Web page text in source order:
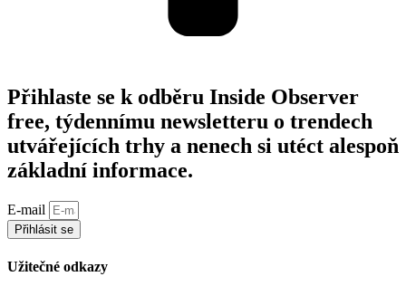
Přihlaste se k odběru Inside Observer
free, týdennímu newsletteru o trendech
utvářejících trhy a nenech si utéct alespoň
základní informace.
E-mail
Přihlásit se
Užitečné odkazy